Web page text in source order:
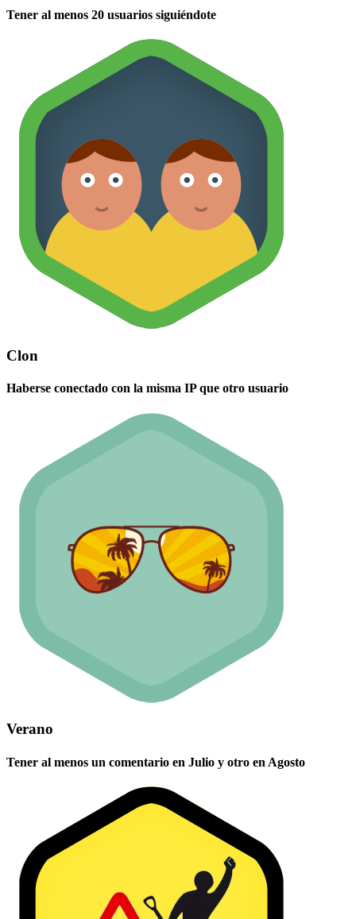
Tener al menos 20 usuarios siguiéndote
Clon
Haberse conectado con la misma IP que otro usuario
Verano
Tener al menos un comentario en Julio y otro en Agosto